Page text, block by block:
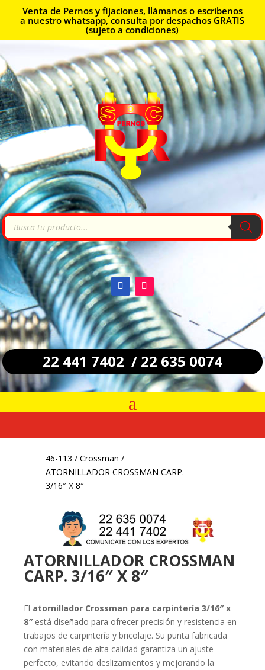
Venta de Pernos y fijaciones, llámanos o escríbenos
a nuestro whatsapp, consulta por despachos GRATIS
(sujeto a condiciones)
Búsqueda
productos
22 441 7402 / 22 635 0074
46-113 / Crossman /
ATORNILLADOR CROSSMAN CARP.
3/16″ X 8″
ATORNILLADOR CROSSMAN
CARP. 3/16″ X 8″
El atornillador Crossman para carpintería 3/16″ x
8″está diseñado para ofrecer precisión y resistencia en
trabajos de carpintería y bricolaje. Su punta fabricada
con materiales de alta calidad garantiza un ajuste
perfecto, evitando deslizamientos y mejorando la